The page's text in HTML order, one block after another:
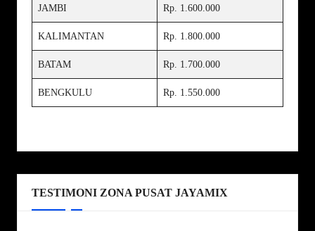
JAMBI Rp. 1.600.000
KALIMANTAN Rp. 1.800.000
BATAM Rp. 1.700.000
BENGKULU Rp. 1.550.000
TESTIMONI ZONA PUSAT JAYAMIX